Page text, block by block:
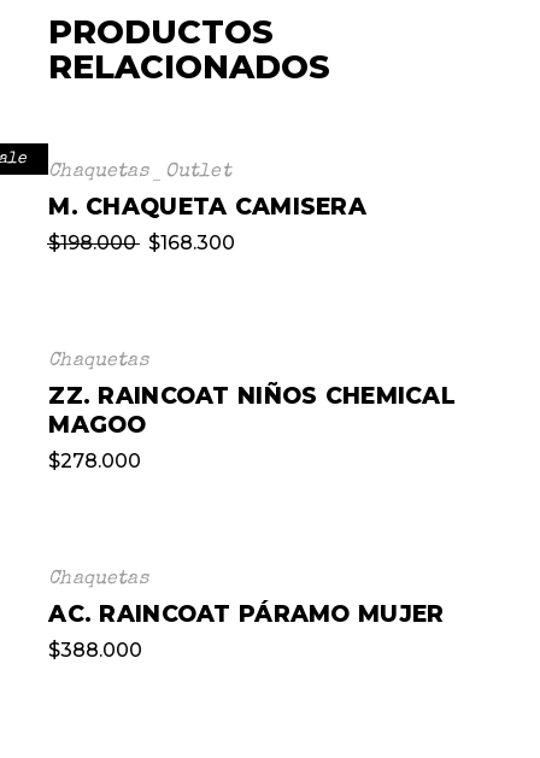
PRODUCTOS
RELACIONADOS
Chaquetas Outlet
M. CHAQUETA CAMISERA
$198.000 $168.300
Chaquetas
ZZ. RAINCOAT NIÑOS CHEMICAL
MAGOO
$278.000
Chaquetas
AC. RAINCOAT PÁRAMO MUJER
$388.000